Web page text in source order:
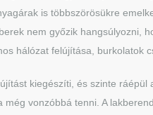
is többszörösükre
nem győzik hangsúlyozni,
hálózat felújítása, burkolatok
kiegészíti, és szinte
még vonzóbbá tenni. A